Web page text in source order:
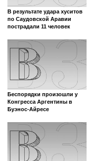
В результате удара хуситов
по Саудовской Аравии
пострадали 11 человек
Беспорядки произошли у
Конгресса Аргентины в
Буэнос-Айресе